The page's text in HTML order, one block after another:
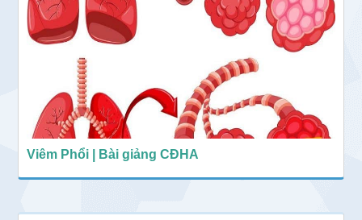
Viêm Phổi | Bài giảng CĐHA